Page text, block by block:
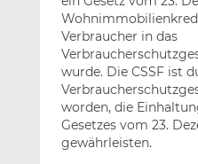
Verbraucher in das
wurde. Die CSSF ist
worden, die
Gesetzes vom 23.
gewährleisten.